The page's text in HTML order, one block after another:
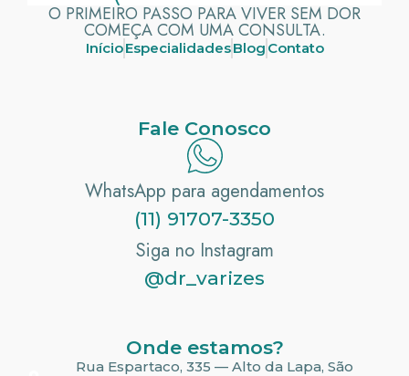
O PRIMEIRO PASSO PARA VIVER SEM DOR
COMEÇA COM UMA CONSULTA.
InícioEspecialidadesBlog Contato
Fale Conosco
WhatsApp para agendamentos
(11) 91707-3350
Siga no Instagram
@dr_varizes
Onde estamos?
Rua Espartaco, 335 — Alto da Lapa, São